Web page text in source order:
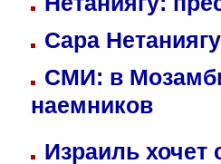
Сара
СМИ: в
наемников
Израиль хочет